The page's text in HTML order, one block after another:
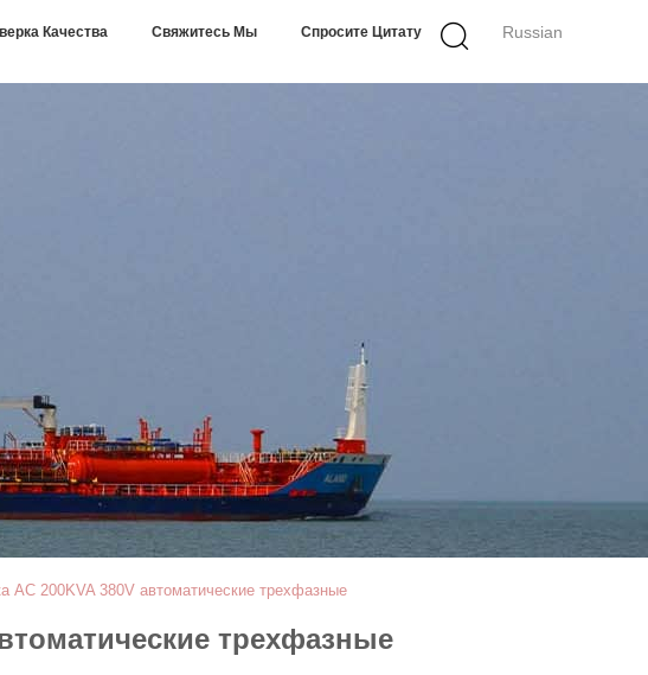
Russian
Качества Свяжитесь Мы Спросите Цитату
AC 200KVA 380V автоматические трехфазные
трехфазные